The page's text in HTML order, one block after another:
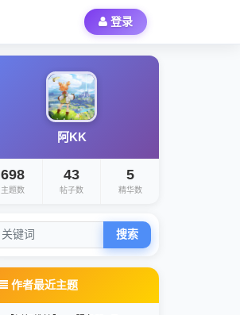
登录
阿KK
698
主题数
43
帖子数
5
精华数
搜索
作者最近主题